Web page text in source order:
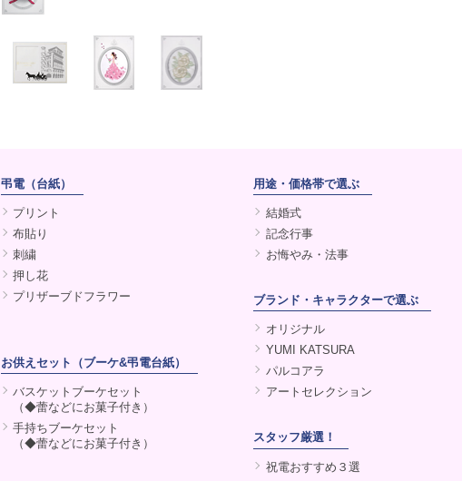
弔電（台紙）
プリント
布貼り
刺繍
押し花
プリザーブドフラワー
お供えセット（ブーケ&弔電台紙）
バスケットブーケセット
（◆蕾などにお菓子付き）
手持ちブーケセット
（◆蕾などにお菓子付き）
用途・価格帯で選ぶ
結婚式
記念行事
お悔やみ・法事
ブランド・キャラクターで選ぶ
オリジナル
YUMI KATSURA
パルコアラ
アートセレクション
スタッフ厳選！
祝電おすすめ３選